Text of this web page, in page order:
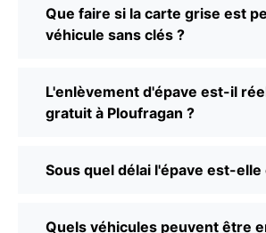
Que faire si la carte grise est
véhicule sans clés ?
L'enlèvement d'épave est-il
gratuit à Ploufragan ?
Sous quel délai l'épave est-elle
Quels véhicules peuvent être